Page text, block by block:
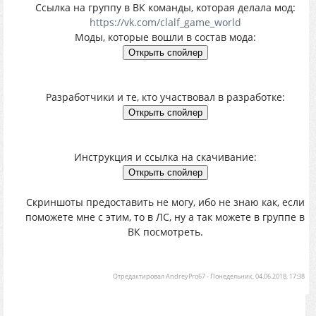
Ссылка на группу в ВК команды, которая делала мод:
https://vk.com/clalf_game_world
Моды, которые вошли в состав мода:
Разработчики и те, кто участвовал в разработке:
Инструкция и ссылка на скачивание:
Скриншоты предоставить не могу, ибо не знаю как, если
поможете мне с этим, то в ЛС, ну а так можете в группе в
ВК посмотреть.
ОтредактировалAndreyPro67- Понедельник, 04.06.2018, 17:38